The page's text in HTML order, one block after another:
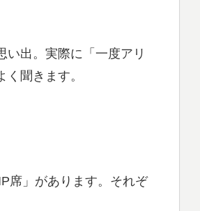
い出。実際に「一度アリ
聞きます。
席」があります。それぞ